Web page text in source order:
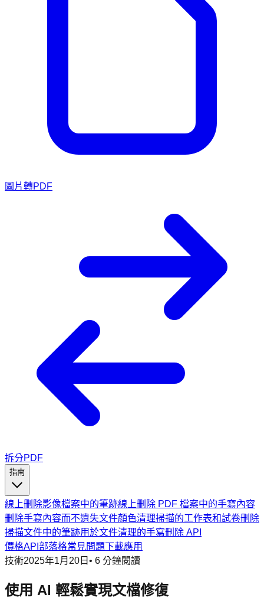
圖片轉PDF
拆分PDF
指南
線上刪除影像檔案中的筆跡線上刪除 PDF 檔案中的手寫內容
刪除手寫內容而不遺失文件顏色清理掃描的工作表和試卷刪除
掃描文件中的筆跡用於文件清理的手寫刪除 API
價格API 部落格常見問題下載應用
技術2025年1月20日 • 6 分鐘閱讀
使用 AI 輕鬆實現文檔修復